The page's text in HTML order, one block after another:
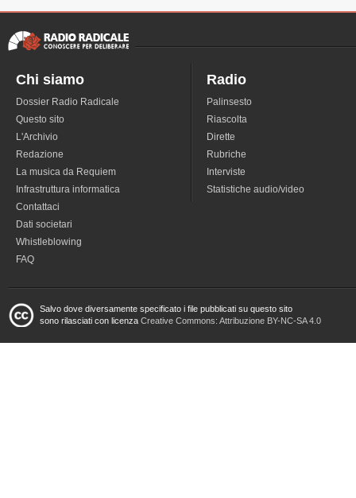
Chi siamo
Dossier Radio Radicale
Questo sito
L'Archivio
Redazione
La musica da Requiem
Infrastruttura informatica
Contattaci
Dati societari
Whistleblowing
FAQ
Radio
Palinsesto
Riascolta
Dirette
Rubriche
Interviste
Statistiche audio/video
Salvo dove diversamente specificato i file pubblicati su questo sito
sono rilasciati con licenza Creative Commons: Attribuzione BY-NC-SA 4.0